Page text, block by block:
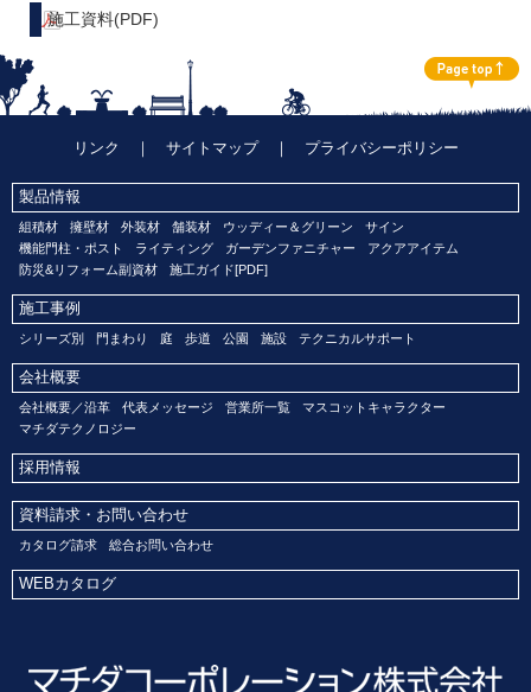
施工資料(PDF)
リンク ｜ サイトマップ｜ プライバシーポリシー
製品情報
組積材 擁壁材 外装材 舗装材 ウッディー＆グリーン
サイン
機能門柱・ポスト
ライティング ガーデンファニチャー
アクアアイテム
防災&リフォーム副資材
施工ガイド[PDF]
施工事例
シリーズ別 門まわり 庭 歩道 公園 施設 テクニカルサポート
会社概要
会社概要／沿革 代表メッセージ 営業所一覧
マスコットキャラクター
マチダテクノロジー
採用情報
資料請求・お問い合わせ
カタログ請求 総合お問い合わせ
WEBカタログ